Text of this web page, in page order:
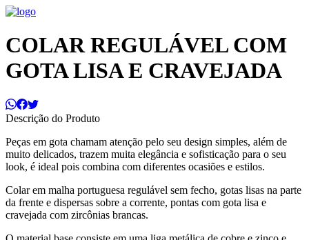
COLAR REGULÁVEL COM
GOTA LISA E CRAVEJADA
Descrição do Produto
Peças em gota chamam atenção pelo seu design simples, além de
muito delicados, trazem muita elegância e sofisticação para o seu
look, é ideal pois combina com diferentes ocasiões e estilos.
Colar em malha portuguesa regulável sem fecho, gotas lisas na parte
da frente e dispersas sobre a corrente, pontas com gota lisa e
cravejada com zircônias brancas.